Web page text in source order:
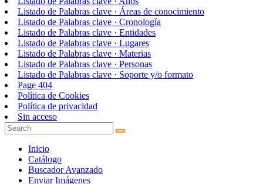
Listado de Palabras clave · Áreas de conocimiento
Listado de Palabras clave · Cronología
Listado de Palabras clave · Entidades
Listado de Palabras clave · Lugares
Listado de Palabras clave · Materias
Listado de Palabras clave · Personas
Listado de Palabras clave · Soporte y/o formato
Page 404
Política de Cookies
Política de privacidad
Sin acceso
Inicio
Catálogo
Buscador Avanzado
Enviar Imágenes